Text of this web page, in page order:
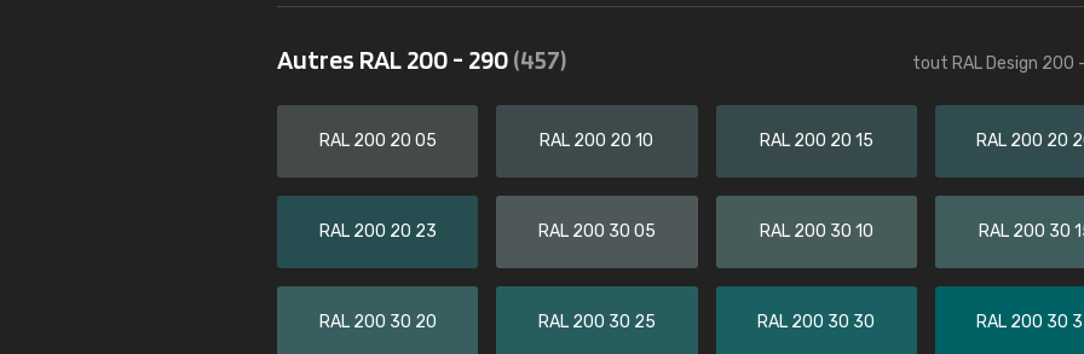
Autres RAL 200 - 290(457) tout RAL Design 200
RAL 200 20 05 RAL 200 20 10 RAL 200 20 15 RAL 200 20
RAL 200 20 23 RAL 200 30 05 RAL 200 30 10 RAL 200 30
RAL 200 30 20 RAL 200 30 25 RAL 200 30 30 RAL 200 30